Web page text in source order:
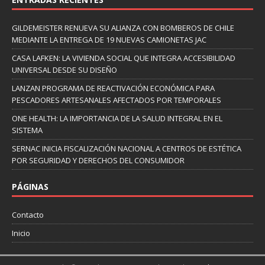
GILDEMEISTER RENUEVA SU ALIANZA CON BOMBEROS DE CHILE
MEDIANTE LA ENTREGA DE 19 NUEVAS CAMIONETAS JAC
CASA LAFKEN: LA VIVIENDA SOCIAL QUE INTEGRA ACCESIBILIDAD
UNIVERSAL DESDE SU DISEÑO
LANZAN PROGRAMA DE REACTIVACIÓN ECONÓMICA PARA
PESCADORES ARTESANALES AFECTADOS POR TEMPORALES
ONE HEALTH: LA IMPORTANCIA DE LA SALUD INTEGRAL EN EL
SISTEMA
SERNAC INICIA FISCALIZACIÓN NACIONAL A CENTROS DE ESTÉTICA
POR SEGURIDAD Y DERECHOS DEL CONSUMIDOR
PÁGINAS
Contacto
Inicio